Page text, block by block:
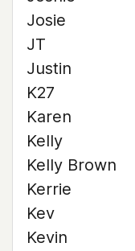
Josie
JT
Justin
K27
Karen
Kelly
Kelly Brown
Kerrie
Kev
Kevin